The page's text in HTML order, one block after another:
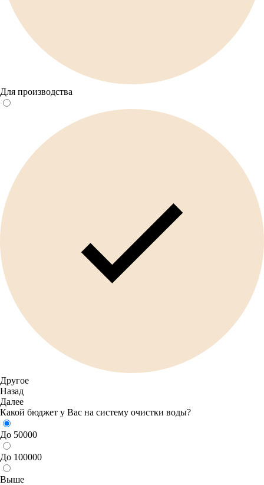
Для производства
Другое
Назад
Далее
Какой бюджет у Вас на систему очистки воды?
До 50000
До 100000
Выше